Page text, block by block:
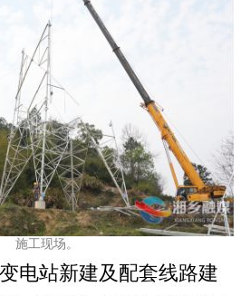
施工现场。
电站新建及配套线路建